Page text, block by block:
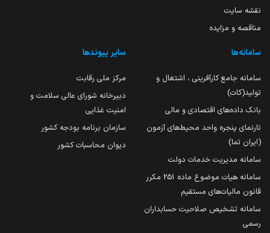
نقشه سایت
مناقصه و مزایده
سامانه‌ها
سامانه جامع کارآفرینی ، اشتغال و
تولید(کات)
بانک داده‌های اقتصادی و مالی
تارنمای پنجره واحد محیط‌های آزمون
(ایران تما)
سامانه مدیریت خدمات دولت
سامانه هیات موضوع ماده 251 مکرر
قانون مالیات‌های مستقیم
سامانه تشخیص صلاحیت حسابداران
رسمی
سایر پیوندها
مرکز ملی رقابت
دبیرخانه شورای عالی سلامت و
امنیت غذایی
سازمان برنامه بودجه کشور
دیوان محاسبات کشور